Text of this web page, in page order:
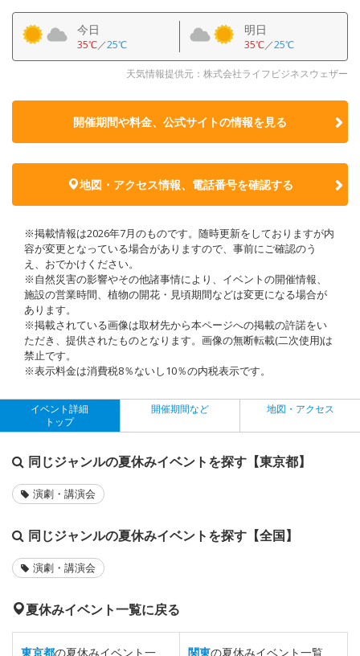
今日
35℃／25℃
明日
35℃／25℃
天気情報提供元：株式会社ライフビジネスウェザー
開催期間や料金、公式サイトの情報を見る
地図・アクセス情報、電話番号を確認する
※掲載情報は2026年7月のものです。随時更新をしておりますが内
容が変更となっている場合がありますので、事前にご確認のう
え、おでかけください。
※自然災害の影響やその他諸事情により、イベントの開催情報、
施設の営業時間、植物の開花・見頃期間などは変更になる場合が
あります。
※掲載されている画像は取材先から本ページへの掲載の許諾をい
ただき、提供されたものとなります。画像の無断転載(二次使用)は
禁止です。
※表示料金は消費税8％ないし10％の内税表示です。
イベント詳細
トップ
開催期間など 地図・アクセス
同じジャンルの夏休みイベントを探す【東京都】
演劇・講演会
同じジャンルの夏休みイベントを探す【全国】
演劇・講演会
夏休みイベント一覧に戻る
東京都の夏休みイベント一 関東の夏休みイベント一覧